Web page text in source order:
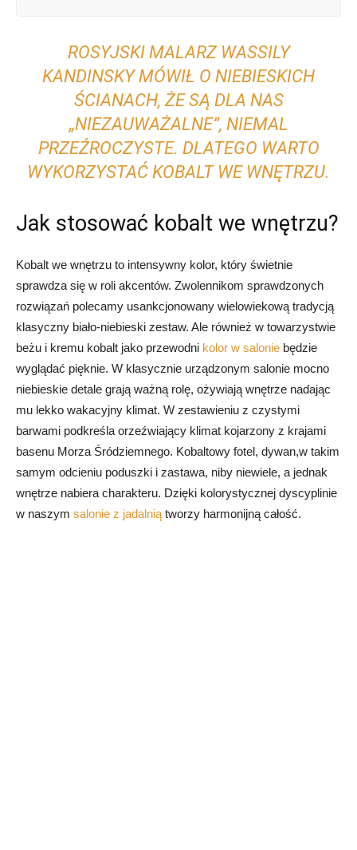
ROSYJSKI MALARZ WASSILY
KANDINSKY MÓWIŁ O NIEBIESKICH
ŚCIANACH, ŻE SĄ DLA NAS
„NIEZAUWAŻALNE”, NIEMAL
PRZEŹROCZYSTE. DLATEGO WARTO
WYKORZYSTAĆ KOBALT WE WNĘTRZU.
Jak stosować kobalt we wnętrzu?
Kobalt we wnętrzu to intensywny kolor, który świetnie
sprawdza się w roli akcentów. Zwolennikom sprawdzonych
rozwiązań polecamy usankcjonowany wielowiekową tradycją
klasyczny biało-niebieski zestaw. Ale również w towarzystwie
beżu i kremu kobalt jako przewodni kolor w salonie będzie
wyglądać pięknie. W klasycznie urządzonym salonie mocno
niebieskie detale grają ważną rolę, ożywiają wnętrze nadając
mu lekko wakacyjny klimat. W zestawieniu z czystymi
barwami podkreśla orzeźwiający klimat kojarzony z krajami
basenu Morza Śródziemnego. Kobaltowy fotel, dywan,w takim
samym odcieniu poduszki i zastawa, niby niewiele, a jednak
wnętrze nabiera charakteru. Dzięki kolorystycznej dyscyplinie
w naszym salonie z jadalnią tworzy harmonijną całość.